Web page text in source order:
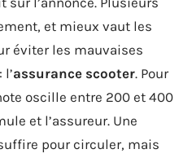
et mieux vaut les
éviter les mauvaises
assurance scooter. Pour
oscille entre 200 et 400
et l’assureur. Une
pour circuler, mais